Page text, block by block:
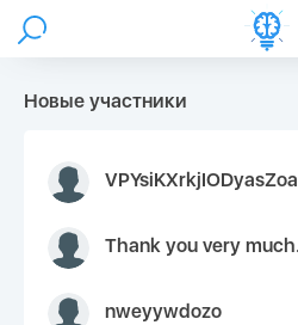
Новые участники
VPYsiKXrkjIODyasZoa
Thank you very much for your inquiry We appreciate you 9126052 https://youtube.com faceapple !
nweyywdozo